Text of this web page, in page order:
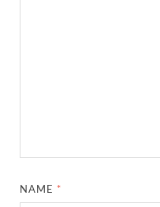
NAME *